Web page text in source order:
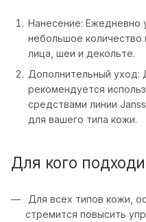
Нанесение: Ежедневно
небольшое
лица, шеи и декольте.
Дополнительный уход:
рекомендуется
средствами линии
для вашего типа кожи.
Для кого
Для всех типов кожи,
стремится повысить